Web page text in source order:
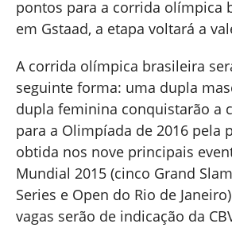
pontos para a corrida olímpica
em Gstaad, a etapa voltará a
A corrida olímpica brasileira
seguinte forma: uma dupla
dupla feminina conquistarão a
para a Olimpíada de 2016 pela
obtida nos nove principais
Mundial 2015 (cinco Grand
Series e Open do Rio de
vagas serão de indicação da